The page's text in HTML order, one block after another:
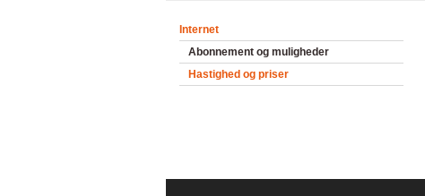
Internet
Abonnement og muligheder
Hastighed og priser